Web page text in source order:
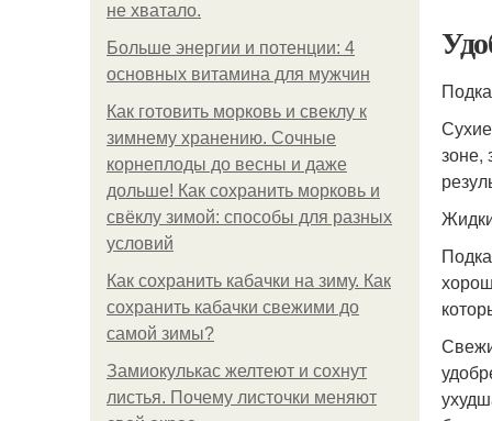
не хватало.
Больше энергии и потенции: 4
основных витамина для мужчин
Как готовить морковь и свеклу к
зимнему хранению. Сочные
корнеплоды до весны и даже
дольше! Как сохранить морковь и
свёклу зимой: способы для разных
условий
Как сохранить кабачки на зиму. Как
сохранить кабачки свежими до
самой зимы?
Замиокулькас желтеют и сохнут
листья. Почему листочки меняют
зоне,